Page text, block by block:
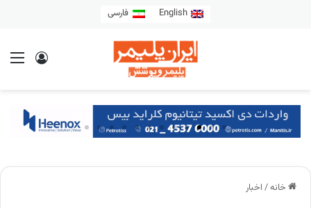
English فارسی
خانه/ اخبار